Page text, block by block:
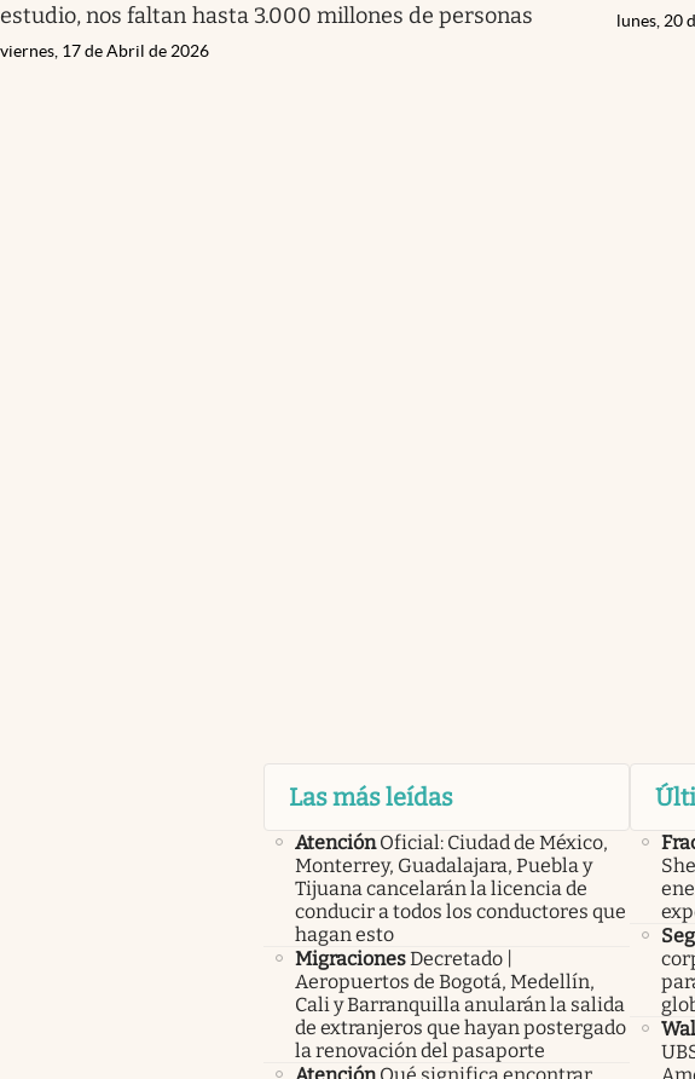
estudio, nos faltan hasta 3.000 millones de personas
viernes, 17 de Abril de 2026
lunes, 20
Las más leídas
Atención Oficial: Ciudad de México,
Monterrey, Guadalajara, Puebla y
Tijuana cancelarán la licencia de
conducir a todos los conductores que
hagan esto
MigracionesDecretado |
Aeropuertos de Bogotá, Medellín,
Cali y Barranquilla anularán la salida
de extranjeros que hayan postergado
la renovación del pasaporte